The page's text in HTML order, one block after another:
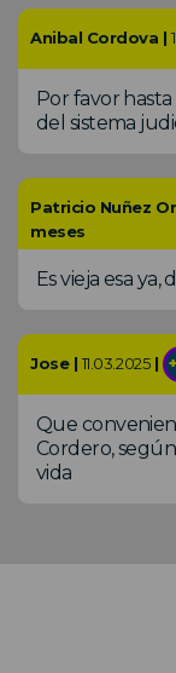
Anibal Cordova |
Por favor
del sistema
Patricio Nuñez
meses
Es vieja esa
Jose | 11.03.2025|
Que
Cordero,
vida